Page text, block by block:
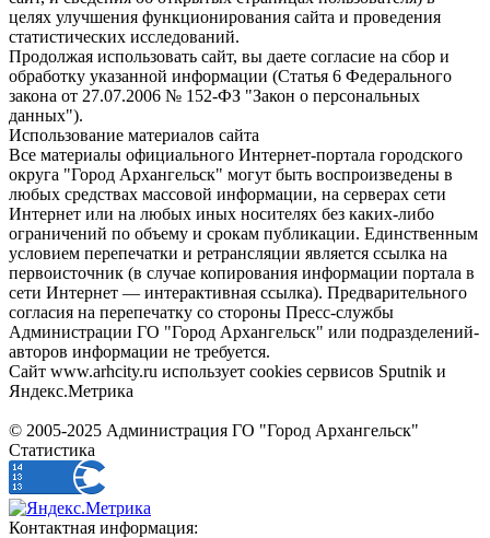
целях улучшения функционирования сайта и проведения
статистических исследований.
Продолжая использовать сайт, вы даете согласие на сбор и
обработку указанной информации (Статья 6 Федерального
закона от 27.07.2006 № 152-ФЗ "Закон о персональных
данных").
Использование материалов сайта
Все материалы официального Интернет-портала городского
округа "Город Архангельск" могут быть воспроизведены в
любых средствах массовой информации, на серверах сети
Интернет или на любых иных носителях без каких-либо
ограничений по объему и срокам публикации. Единственным
условием перепечатки и ретрансляции является ссылка на
первоисточник (в случае копирования информации портала в
сети Интернет — интерактивная ссылка). Предварительного
согласия на перепечатку со стороны Пресс-службы
Администрации ГО "Город Архангельск" или подразделений-
авторов информации не требуется.
Сайт www.arhcity.ru использует cookies сервисов Sputnik и
Яндекс.Метрика
© 2005-2025 Администрация ГО "Город Архангельск"
Статистика
Контактная информация: